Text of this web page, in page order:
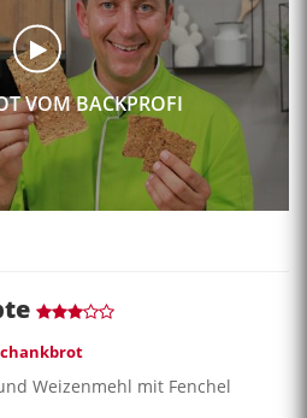
VOM BACKPROFI
Weizenmehl mit Fenchel